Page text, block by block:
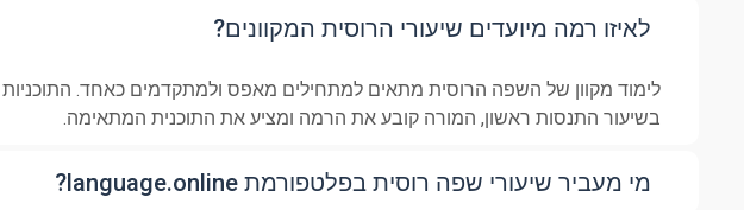
לאיזו רמה מיועדים שיעורי הרוסית המקוונים?
לימוד מקוון של השפה הרוסית מתאים למתחילים מאפס ולמתקדמים כאחד.
בשיעור התנסות ראשון, המורה קובע את הרמה ומציע את התוכנית המתאימה.
מי מעביר שיעורי שפה רוסית בפלטפורמת language.online?